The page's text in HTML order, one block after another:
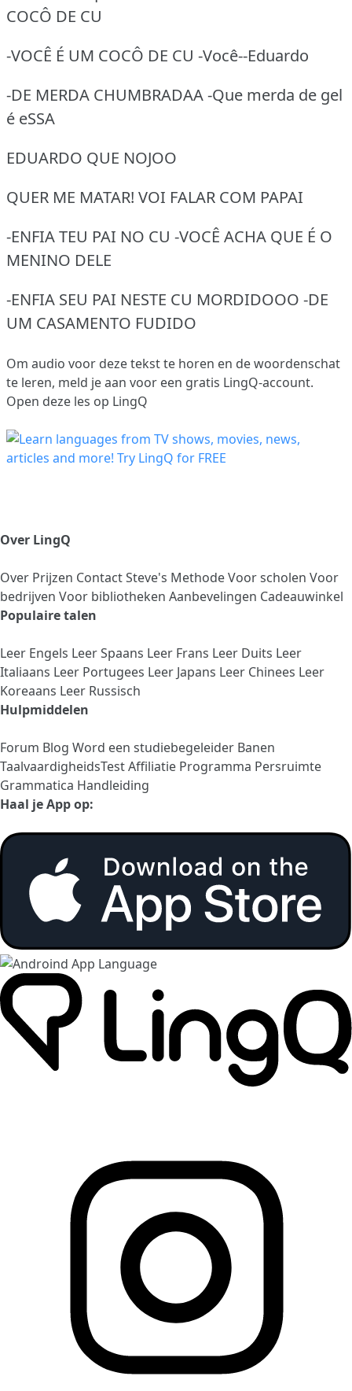
COCÔ DE CU
-VOCÊ É UM COCÔ DE CU -Você--Eduardo
-DE MERDA CHUMBRADAA -Que merda de gel
é eSSA
EDUARDO QUE NOJOO
QUER ME MATAR! VOI FALAR COM PAPAI
-ENFIA TEU PAI NO CU -VOCÊ ACHA QUE É O
MENINO DELE
-ENFIA SEU PAI NESTE CU MORDIDOOO -DE
UM CASAMENTO FUDIDO
Om audio voor deze tekst te horen en de woordenschat
te leren, meld je aan voor een gratis LingQ-account.
Open deze les op LingQ
Over LingQ
Over Prijzen ContactSteve's MethodeVoor scholen Voor
bedrijven Voor bibliotheken Aanbevelingen Cadeauwinkel
Populaire talen
Leer Engels Leer Spaans Leer Frans Leer Duits Leer
Italiaans Leer Portugees Leer Japans Leer Chinees Leer
Koreaans Leer Russisch
Hulpmiddelen
Forum Blog Word een studiebegeleider Banen
TaalvaardigheidsTestAffiliatie Programma Persruimte
Grammatica Handleiding
Haal je App op: